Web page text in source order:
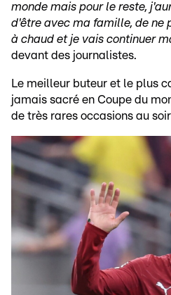
monde mais pour le reste,
d'être avec ma famille, de ne
à chaud et je vais continuer
devant des journalistes.
Le meilleur buteur et le plus
jamais sacré en Coupe du
de très rares occasions au